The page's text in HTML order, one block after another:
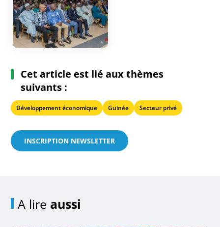
Cet article est lié aux thèmes
suivants :
Développement économique Guinée Secteur privé
INSCRIPTION NEWSLETTER
A lire aussi